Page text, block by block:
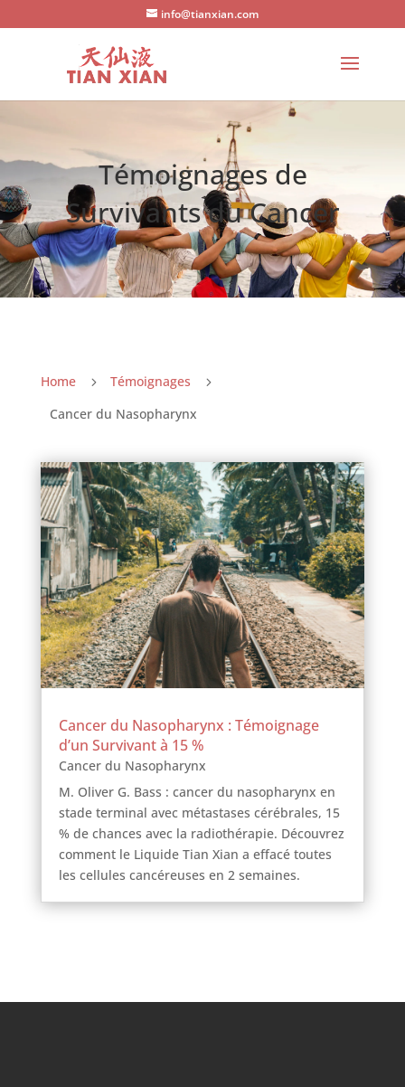
info@tianxian.com
Témoignages de
Survivants du Cancer
Home 5 Témoignages 5
Cancer du Nasopharynx
Cancer du Nasopharynx : Témoignage
d’un Survivant à 15 %
Cancer du Nasopharynx
M. Oliver G. Bass : cancer du nasopharynx en
stade terminal avec métastases cérébrales, 15
% de chances avec la radiothérapie. Découvrez
comment le Liquide Tian Xian a effacé toutes
les cellules cancéreuses en 2 semaines.